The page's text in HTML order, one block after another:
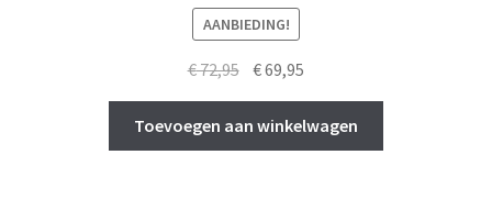
AANBIEDING!
€72,95 Oorspronkelijke
was:
€ 72,95.
€69,95
is:
€ 69,95.
Toevoegen aan winkelwagen